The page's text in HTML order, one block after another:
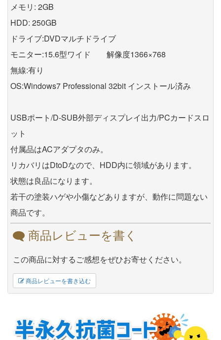
メモリ: 2GB
HDD: 250GB
ドライブ:DVDマルチドライブ
モニター:15.6型ワイド 解像度1366×768
無線:有り
OS:Windows7 Professional 32bit インストール済み
USBポート/D-SUB外部ディスプレイ出力/PCカードスロ
ット
付属品はACアダプタのみ。
リカバリはDtoDなので、HDD内に領域があります。
状態は良品になります。
若干の塗装ハゲや小傷などありますが、動作に問題ない
商品です。
商品レビューを書く
この商品に対するご感想をぜひお寄せください。
商品レビューを書き込む